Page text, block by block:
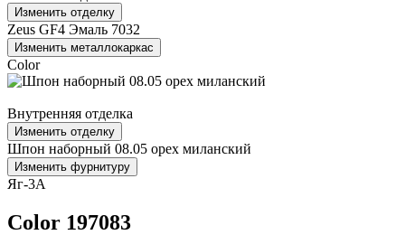
Изменить отделку
Zeus GF4 Эмаль 7032
Изменить металлокаркас
Color
Внутренняя отделка
Изменить отделку
Шпон наборный 08.05 орех миланский
Изменить фурнитуру
Яг-3А
Color 197083